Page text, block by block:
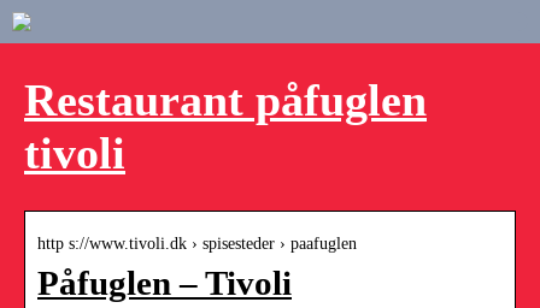
Restaurant påfuglen
tivoli
http s://www.tivoli.dk › spisesteder › paafuglen
Påfuglen – Tivoli